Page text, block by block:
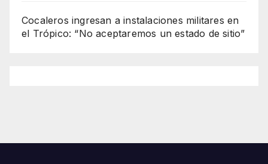
Cocaleros ingresan a instalaciones militares en
el Trópico: “No aceptaremos un estado de sitio”